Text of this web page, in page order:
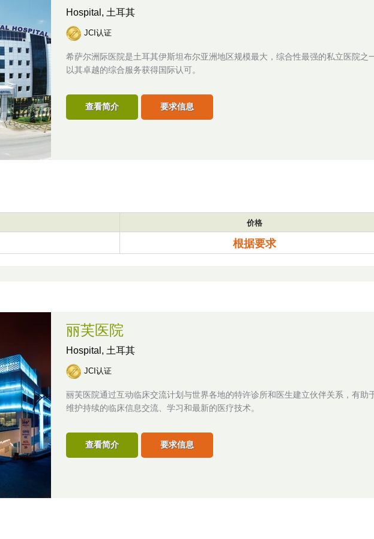
Hospital, 土耳其
JCI认证
希萨尔洲际医院是土耳其伊斯坦布尔亚洲地区规模最大，综合性最强的私立医院之
以其卓越的综合服务获得国际认可。
查看简介 要求信息
价格
根据要求
丽芙医院
Hospital, 土耳其
JCI认证
丽芙医院通过互动临床交流计划与世界各地的特许诊所和医生建立伙伴关系，有助
维护持续的临床信息交流、学习和最新的医疗技术。
查看简介 要求信息